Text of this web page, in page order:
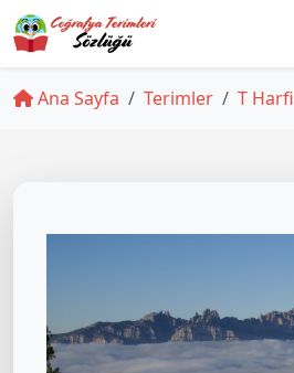
Ana Sayfa Terimler T Harfi